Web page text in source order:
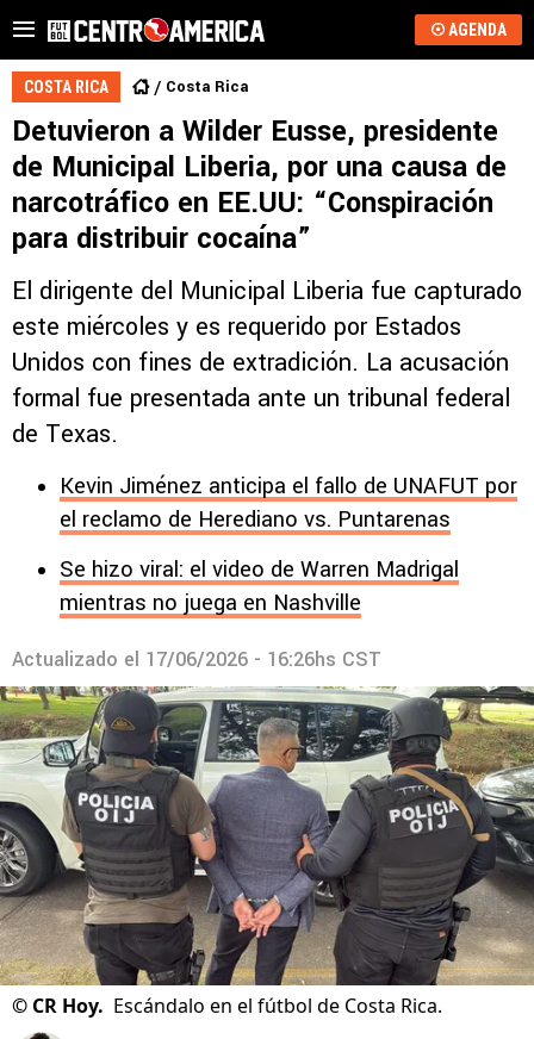
AGENDA
COSTA RICA Costa Rica
Detuvieron a Wilder Eusse, presidente
de Municipal Liberia, por una causa de
narcotráfico en EE.UU: “Conspiración
para distribuir cocaína”
El dirigente del Municipal Liberia fue capturado
este miércoles y es requerido por Estados
Unidos con fines de extradición. La acusación
formal fue presentada ante un tribunal federal
de Texas.
Kevin Jiménez anticipa el fallo de UNAFUT por
el reclamo de Herediano vs. Puntarenas
Se hizo viral: el video de Warren Madrigal
mientras no juega en Nashville
Actualizado el 17/06/2026 - 16:26hs CST
© CR Hoy. Escándalo en el fútbol de Costa Rica.